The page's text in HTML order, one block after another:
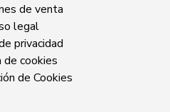
de venta
legal
privacidad
de cookies
de Cookies